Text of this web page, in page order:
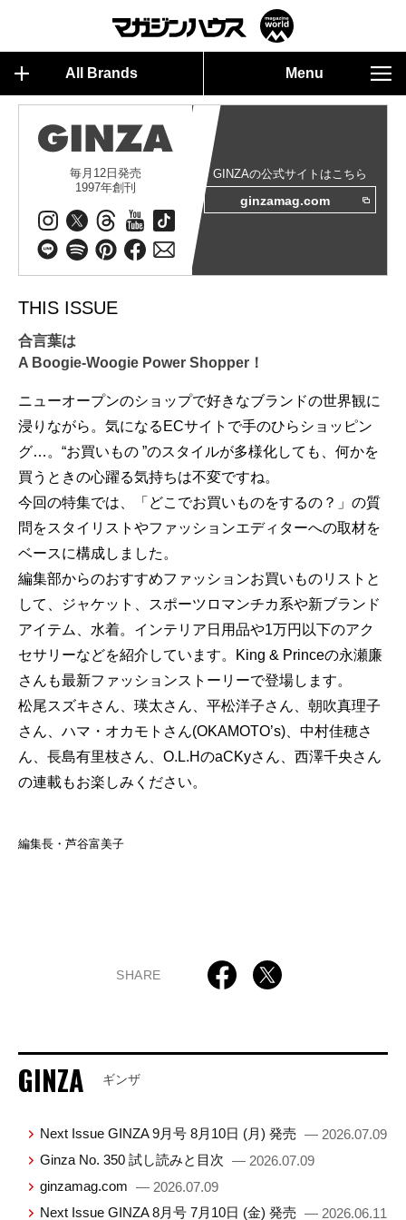
All Brands Menu
毎月12日発売
1997年創刊
GINZAの公式サイトはこちら
ginzamag.com
THIS ISSUE
合言葉は
A Boogie-Woogie Power Shopper！
ニューオープンのショップで好きなブランドの世界観に
浸りながら。気になるECサイトで手のひらショッピン
グ…。“お買いもの ”のスタイルが多様化しても、何かを
買うときの心躍る気持ちは不変ですね。
今回の特集では、「どこでお買いものをするの？」の質
問をスタイリストやファッションエディターへの取材を
ベースに構成しました。
編集部からのおすすめファッションお買いものリストと
して、ジャケット、スポーツロマンチカ系や新ブランド
アイテム、水着。インテリア日用品や1万円以下のアク
セサリーなどを紹介しています。King & Princeの永瀬廉
さんも最新ファッションストーリーで登場します。
松尾スズキさん、瑛太さん、平松洋子さん、朝吹真理子
さん、ハマ・オカモトさん(OKAMOTO’s)、中村佳穂さ
ん、長島有里枝さん、O.L.HのaCKyさん、西澤千央さん
の連載もお楽しみください。
編集長・芦谷富美子
SHARE
GINZA ギンザ
Next Issue GINZA 9月号 8月10日 (月) 発売 — 2026.07.09
Ginza No. 350 試し読みと目次 — 2026.07.09
ginzamag.com — 2026.07.09
Next Issue GINZA 8月号 7月10日 (金) 発売 — 2026.06.11